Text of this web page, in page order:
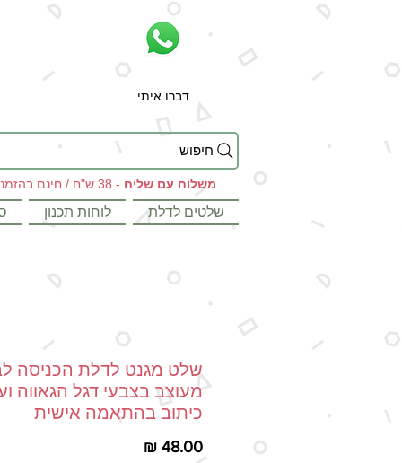
דברו איתי
חיפוש
משלוח עם שליח - 38 ש"ח / חינם בהזמנות מעל 199 ש"ח
שלטים לדלת לוחות תכנון
שלט מגנט לדלת הכניסה
מעוצב בצבעי דגל הגאווה
כיתוב בהתאמה אישית